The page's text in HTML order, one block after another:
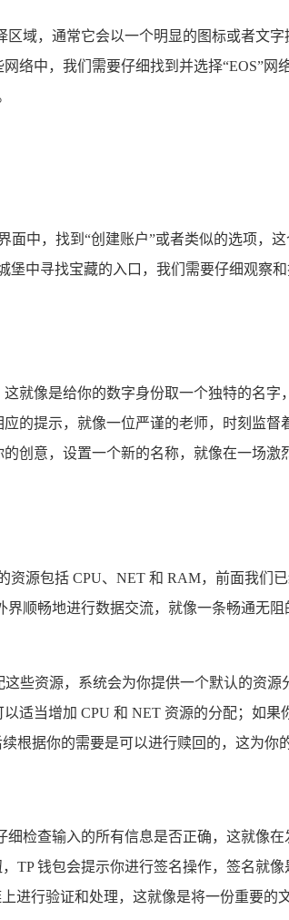
域，通常它会以一个明显的图标或者文
中，我们需要仔细找到并选择“EOS”网
面中，找到“创建账户”或者类似的选项，
中寻找宝藏的入口，我们需要仔细观察
就像是给你的数字身份取一个独特的名
的提示，就像一位严谨的老师，时刻监
创意，设置一个新的名称，就像在一场
源包括 CPU、NET 和 RAM，前面我们
顺畅地进行数据交流，就像一条畅通无
些资源，系统会为你提供一个默认的资
以适当增加 CPU 和 NET 资源的分配；如
根据你的需要是可以进行赎回的，这为你
检查输入的所有信息是否正确，这就像在
TP 钱包会提示你进行签名操作，签名就
进行验证和处理，这就像是将一份重要的